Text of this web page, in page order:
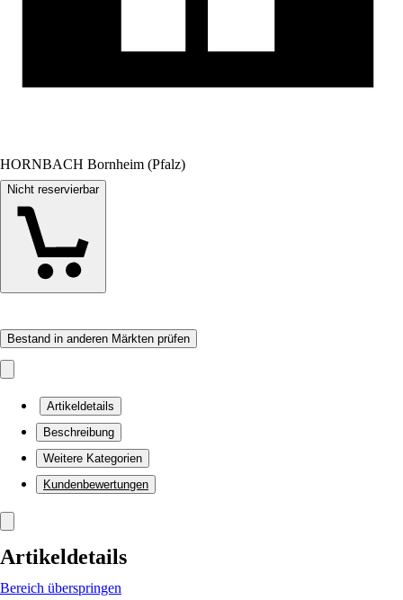
HORNBACH Bornheim (Pfalz)
Nicht reservierbar
Bestand in anderen Märkten prüfen
Artikeldetails
Beschreibung
Weitere Kategorien
Kundenbewertungen
Artikeldetails
Bereich überspringen